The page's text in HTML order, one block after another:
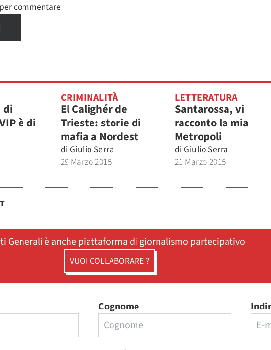
commentare
di
è di
CRIMINALITÀ
El Calighér de
Trieste: storie di
mafia a Nordest
di Giulio Serra
29 Marzo 2015
LETTERATURA
Santarossa, vi
racconto la mia
Metropoli
di Giulio Serra
21 Marzo 2015
Generali è anche piattaforma di giornalismo partecipativo
VUOI COLLABORARE ?
Cognome